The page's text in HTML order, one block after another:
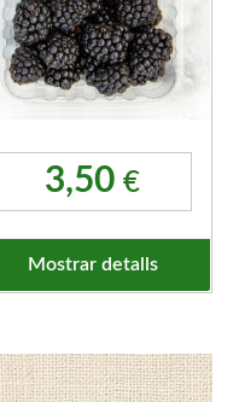
3,50€
Mostrar detalls